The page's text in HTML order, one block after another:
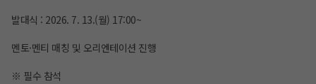
발대식 : 2026. 7. 13.(월) 17:00~
멘토·멘티 매칭 및 오리엔테이션 진행
※ 필수 참석